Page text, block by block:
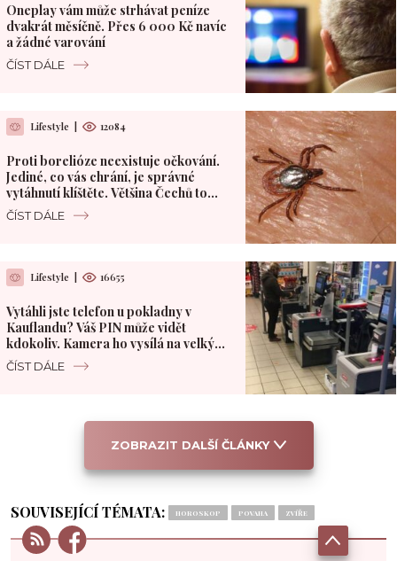
Oneplay vám může strhávat peníze
dvakrát měsíčně. Přes 6 000 Kč navíc
a žádné varování
ČÍST DÁLE
Lifestyle 12084
Proti borelióze neexistuje očkování.
Jediné, co vás chrání, je správné
vytáhnutí klíštěte. Většina Čechů to
dělá špatně
ČÍST DÁLE
Lifestyle 16655
Vytáhli jste telefon u pokladny v
Kauflandu? Váš PIN může vidět
kdokoliv. Kamera ho vysílá na velký
monitor
ČÍST DÁLE
ZOBRAZIT DALŠÍ ČLÁNKY
SOUVISEJÍCÍ TÉMATA: HOROSKOP POVAHA ZVÍŘE